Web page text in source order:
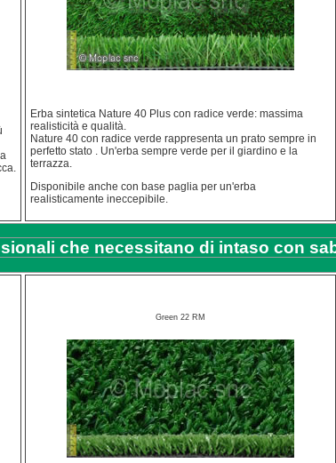
Erba sintetica Nature 40 Plus con radice verde: massima
realisticità e qualità.
Nature 40 con radice verde rappresenta un prato sempre in
perfetto stato . Un'erba sempre verde per il giardino e la
terrazza.
Disponibile anche con base paglia per un'erba
realisticamente ineccepibile.
che necessitano di intaso con
Green 22 RM